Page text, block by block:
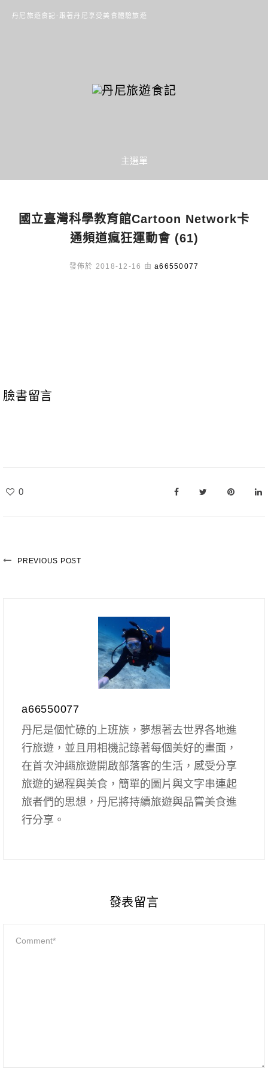
丹尼旅遊食記-跟著丹尼享受美食體驗旅遊
主選單
國立臺灣科學教育館Cartoon Network卡
通頻道瘋狂運動會 (61)
發佈於 2018-12-16 由 a66550077
臉書留言
0
PREVIOUS POST
a66550077
丹尼是個忙碌的上班族，夢想著去世界各地進
行旅遊，並且用相機記錄著每個美好的畫面，
在首次沖繩旅遊開啟部落客的生活，感受分享
旅遊的過程與美食，簡單的圖片與文字串連起
旅者們的思想，丹尼將持續旅遊與品嘗美食進
行分享。
發表留言